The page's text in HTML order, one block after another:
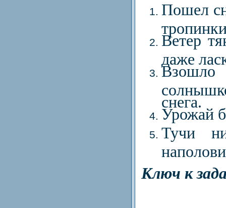
Пошел
Ветер
даже
Взошло
снега.
Урожай
Тучи
Ключ к